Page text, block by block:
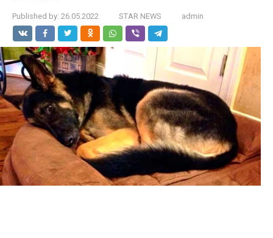
Published by: 26.05.2022 STAR NEWS admin